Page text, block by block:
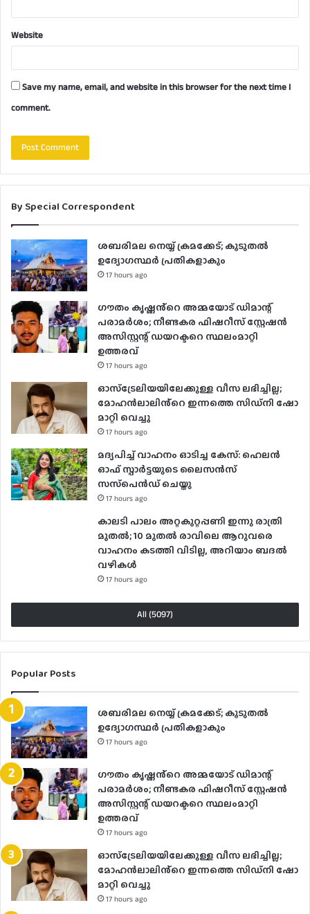
Website
Save my name, email, and website in this browser for the next time I
comment.
By Special Correspondent
ശബരിമല നെയ്യ് ക്രമക്കേട്; കൂടുതൽ
ഉദ്യോഗസ്ഥർ പ്രതികളാകും
17 hours ago
ഗൗതം കൃഷ്ണൻ്റെ അമ്മയോട് ഡിമാന്റ്
പരാമർ‌ശം; നീണ്ടകര ഫിഷറീസ് സ്റ്റേഷൻ
അസിസ്റ്റന്റ് ഡയറക്ടറെ സ്ഥലംമാറ്റി
ഉത്തരവ്
17 hours ago
ഓസ്‌ട്രേലിയയിലേക്കുള്ള വീസ ലഭിച്ചില്ല;
മോഹൻലാലിൻ്റെ ഇന്നത്തെ സിഡ്നി ഷോ
മാറ്റി വെച്ചു
17 hours ago
മദ്യപിച്ച് വാഹനം ഓടിച്ച കേസ്: ഹെലന്‍
ഓഫ് സ്പാര്‍ട്ടയുടെ ലൈസന്‍സ്
സസ്‌പെന്‍ഡ് ചെയ്തു
17 hours ago
കാലടി പാലം അറ്റകുറ്റപ്പണി ഇന്നു രാത്രി
മുതല്‍; 10 മുതല്‍ രാവിലെ ആറുവരെ
വാഹനം കടത്തി വിടില്ല, അറിയാം ബദൽ
വഴികൾ
17 hours ago
All (5097)
Popular Posts
ശബരിമല നെയ്യ് ക്രമക്കേട്; കൂടുതൽ
ഉദ്യോഗസ്ഥർ പ്രതികളാകും
17 hours ago
ഗൗതം കൃഷ്ണൻ്റെ അമ്മയോട് ഡിമാന്റ്
പരാമർ‌ശം; നീണ്ടകര ഫിഷറീസ് സ്റ്റേഷൻ
അസിസ്റ്റന്റ് ഡയറക്ടറെ സ്ഥലംമാറ്റി
ഉത്തരവ്
17 hours ago
ഓസ്‌ട്രേലിയയിലേക്കുള്ള വീസ ലഭിച്ചില്ല;
മോഹൻലാലിൻ്റെ ഇന്നത്തെ സിഡ്നി ഷോ
മാറ്റി വെച്ചു
17 hours ago